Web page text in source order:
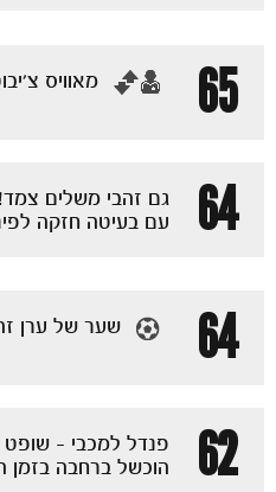
65 ‏מאוויס
64
גם זהבי משלים
עם בעיטה חזקה
64 שער של ערן
62
פנדל למכבי -
הוכשל ברחבה בזמן